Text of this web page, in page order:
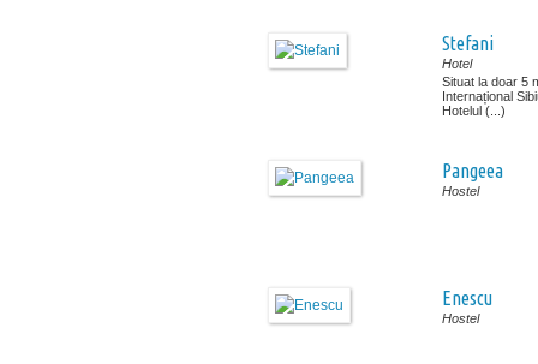
Stefani
Hotel
Situat la doar 5
Internațional
Hotelul (...)
Pangeea
Hostel
Enescu
Hostel